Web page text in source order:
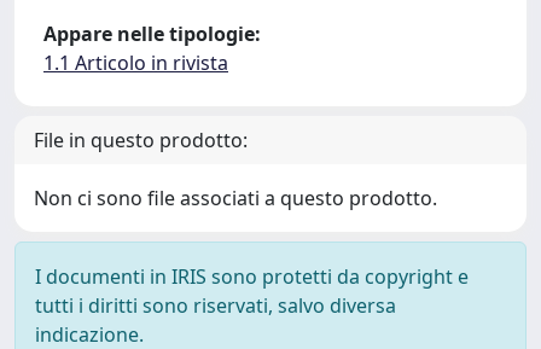
Appare nelle tipologie:
1.1 Articolo in rivista
File in questo prodotto:
Non ci sono file associati a questo prodotto.
I documenti in IRIS sono protetti da copyright e
tutti i diritti sono riservati, salvo diversa
indicazione.